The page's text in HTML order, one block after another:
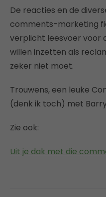
De reacties en de
comments-marketing
verplicht leesvoer voor
willen inzetten als
zeker niet moet.
Trouwens, een leuke
(denk ik toch) met
Zie ook:
Uit je dak met die